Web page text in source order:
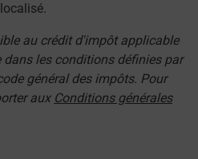
au crédit d'impôt applicable
dans les conditions définies par
général des impôts. Pour
aux Conditions générales